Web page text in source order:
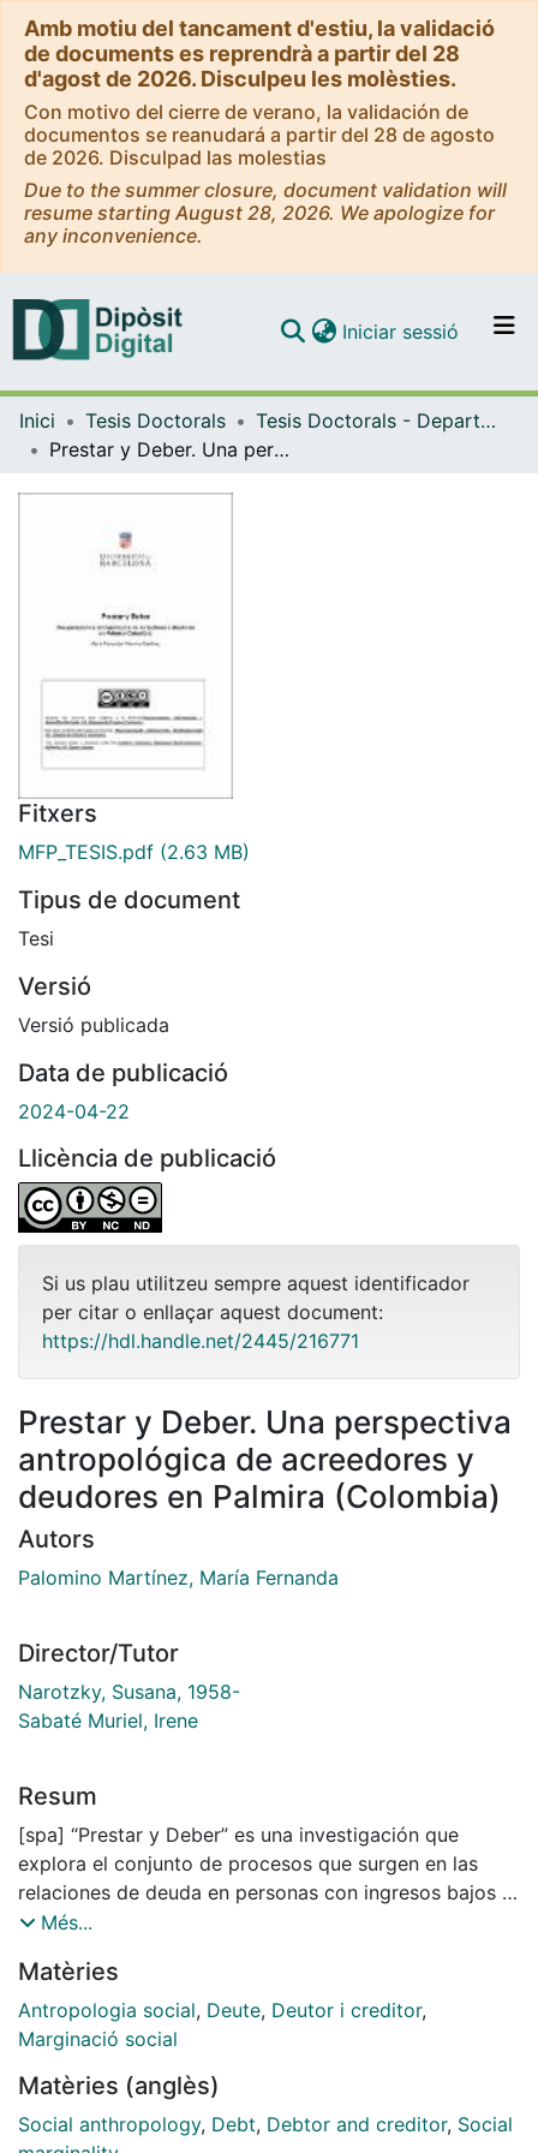
Amb motiu del tancament d'estiu, la validació
de documents es reprendrà a partir del 28
d'agost de 2026. Disculpeu les molèsties.
Con motivo del cierre de verano, la validación de
documentos se reanudará a partir del 28 de agosto
de 2026. Disculpad las molestias
Due to the summer closure, document validation will
resume starting August 28, 2026. We apologize for
any inconvenience.
Navega per tot el DD
Iniciar sessió (current)
Inici Tesis Doctorals
Tesis Doctorals - Departament - Antropologia Social
Prestar y Deber. Una perspectiva antropológica de acreedores y deudores en Palmira (Colombia)
Fitxers
MFP_TESIS.pdf (2.63 MB)
Tipus de document
Tesi
Versió
Versió publicada
Data de publicació
2024-04-22
Llicència de publicació
Si us plau utilitzeu sempre aquest identificador
per citar o enllaçar aquest document:
https://hdl.handle.net/2445/216771
Prestar y Deber. Una perspectiva
antropológica de acreedores y
deudores en Palmira (Colombia)
Autors
Palomino Martínez, María Fernanda
Director/Tutor
Narotzky, Susana, 1958-
Sabaté Muriel, Irene
Resum
[spa] “Prestar y Deber” es una investigación que
explora el conjunto de procesos que surgen en las
relaciones de deuda en personas con ingresos bajos y
sus distintos acreedores. El capítulo de contexto,
crédito en Colombia y los rasgos de Palmira –
epicentro de la investigación–. Además de referenciar
los conceptos teóricos que guiaron la recolección y el
que muestra las experiencias, prácticas y dinámicas de
los deudores y acreedores. Finalmente, se presentan
Més...
Matèries
Antropologia social, Deute, Deutor i creditor,
Marginació social
Matèries (anglès)
Social anthropology, Debt, Debtor and creditor, Social